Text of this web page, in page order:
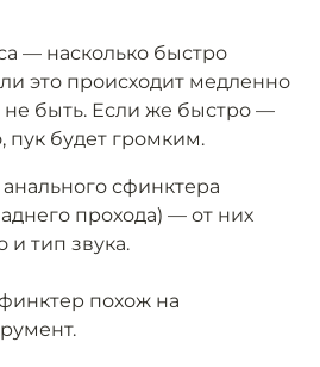
— насколько быстро
это происходит медленно
быть. Если же быстро —
пук будет громким.
сфинктера
прохода) — от них
и тип звука.
похож на